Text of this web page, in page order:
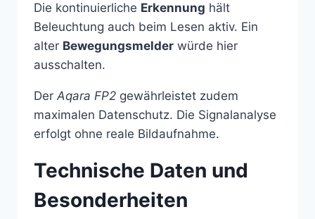
Die kontinuierliche Erkennung hält
Beleuchtung auch beim Lesen aktiv. Ein
alter Bewegungsmelder würde hier
ausschalten.
Der Aqara FP2 gewährleistet zudem
maximalen Datenschutz. Die Signalanalyse
erfolgt ohne reale Bildaufnahme.
Technische Daten und
Besonderheiten